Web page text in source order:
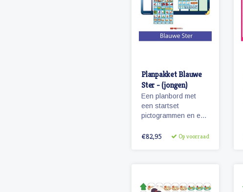
Planpakket Blauwe
Ster - (jongen)
Een planbord met
een startset
pictogrammen en een
€82,95 Op voorraad